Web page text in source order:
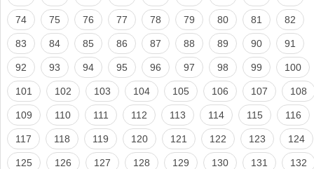
74 75 76 77 78 79 80 81 82
83 84 85 86 87 88 89 90 91
92 93 94 95 96 97 98 99 100
101 102 103 104 105 106 107 108
109 110 111 112 113 114 115 116
117 118 119 120 121 122 123 124
125 126 127 128 129 130 131 132